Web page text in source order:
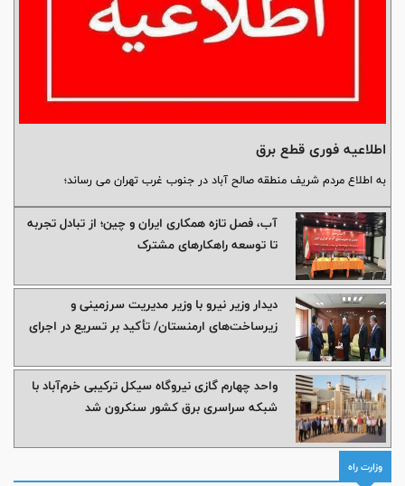
اطلاعیه فوری قطع برق
به اطلاع مردم شریف منطقه صالح آباد در جنوب غرب تهران می رساند؛
آب، فصل تازه همکاری ایران و چین؛ از تبادل تجربه
تا توسعه راهکارهای مشترک
دیدار وزیر نیرو با وزیر مدیریت سرزمینی و
زیرساخت‌های ارمنستان/ تأکید بر تسریع در اجرای
واحد چهارم گازی نیروگاه سیکل ترکیبی خرم‌آباد با
شبکه سراسری برق کشور سنکرون شد
وزارت راه